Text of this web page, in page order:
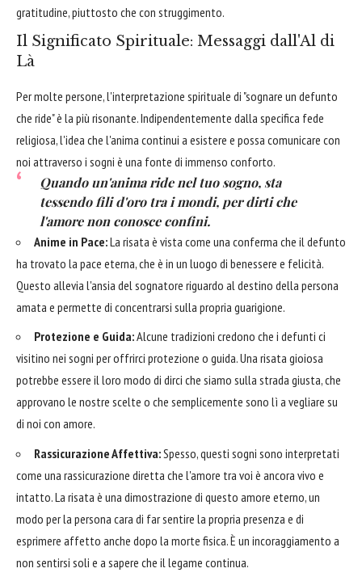
gratitudine, piuttosto che con struggimento.
Il Significato Spirituale: Messaggi dall'Al di
Là
Per molte persone, l'interpretazione spirituale di "sognare un defunto
che ride" è la più risonante. Indipendentemente dalla specifica fede
religiosa, l'idea che l'anima continui a esistere e possa comunicare con
noi attraverso i sogni è una fonte di immenso conforto.
Quando un'anima ride nel tuo sogno, sta
tessendo fili d'oro tra i mondi, per dirti che
l'amore non conosce confini.
Anime in Pace:La risata è vista come una conferma che il defunto
ha trovato la pace eterna, che è in un luogo di benessere e felicità.
Questo allevia l'ansia del sognatore riguardo al destino della persona
amata e permette di concentrarsi sulla propria guarigione.
Protezione e Guida:Alcune tradizioni credono che i defunti ci
visitino nei sogni per offrirci protezione o guida. Una risata gioiosa
potrebbe essere il loro modo di dirci che siamo sulla strada giusta, che
approvano le nostre scelte o che semplicemente sono lì a vegliare su
di noi con amore.
Rassicurazione Affettiva:Spesso, questi sogni sono interpretati
come una rassicurazione diretta che l'amore tra voi è ancora vivo e
intatto. La risata è una dimostrazione di questo amore eterno, un
modo per la persona cara di far sentire la propria presenza e di
esprimere affetto anche dopo la morte fisica. È un incoraggiamento a
non sentirsi soli e a sapere che il legame continua.